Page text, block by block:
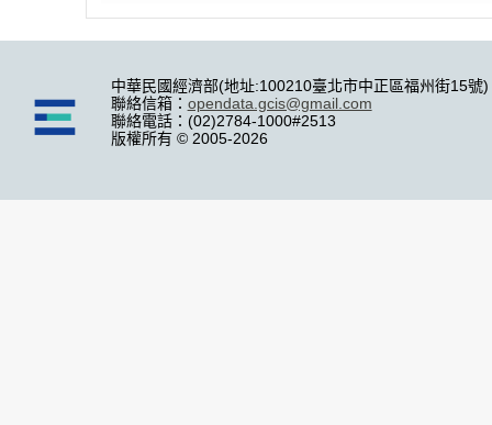
中華民國經濟部(地址:100210臺北市中正區福州街15號)
聯絡信箱： opendata.gcis@gmail.com
聯絡電話：(02)2784-1000#2513
版權所有 © 2005-2026